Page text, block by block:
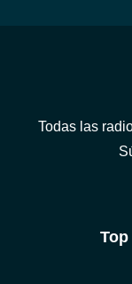
Todas las